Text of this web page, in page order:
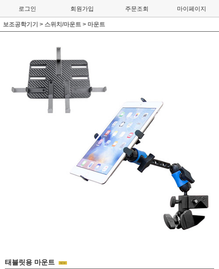
로그인 회원가입 주문조회 마이페이지
보조공학기기 > 스위치/마운트 > 마운트
태블릿용 마운트